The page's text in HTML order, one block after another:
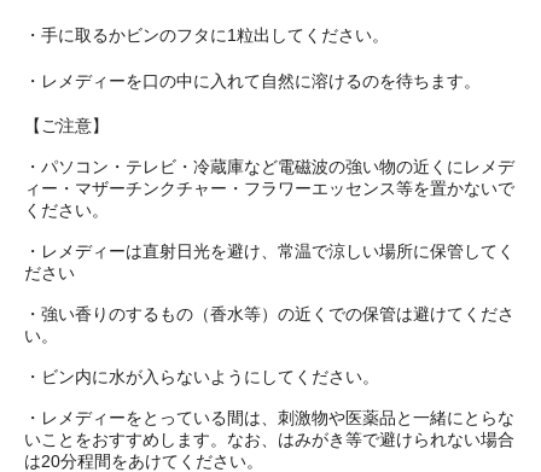
・手に取るかビンのフタに1粒出してください。
・レメディーを口の中に入れて自然に溶けるのを待ちます。
【ご注意】
・パソコン・テレビ・冷蔵庫など電磁波の強い物の近くにレメデ
ィー・マザーチンクチャー・フラワーエッセンス等を置かないで
ください。
・レメディーは直射日光を避け、常温で涼しい場所に保管してく
ださい
・強い香りのするもの（香水等）の近くでの保管は避けてくださ
い。
・ビン内に水が入らないようにしてください。
・レメディーをとっている間は、刺激物や医薬品と一緒にとらな
いことをおすすめします。なお、はみがき等で避けられない場合
は20分程間をあけてください。